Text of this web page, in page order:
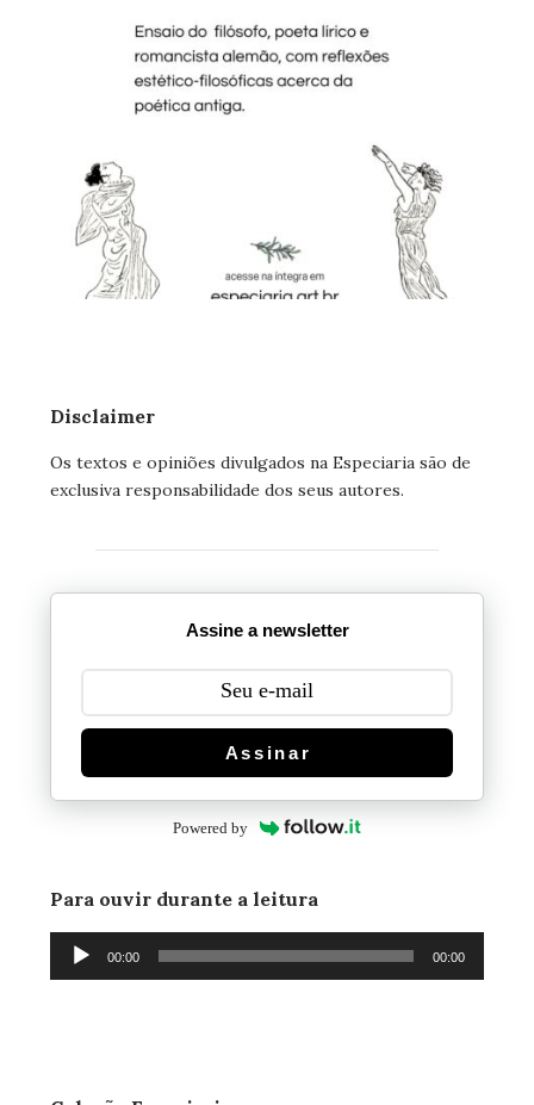
Disclaimer
Os textos e opiniões divulgados na Especiaria são de
exclusiva responsabilidade dos seus autores.
Assine a newsletter
Assinar
Powered by
Para ouvir durante a leitura
Tocador
00:00 00:00